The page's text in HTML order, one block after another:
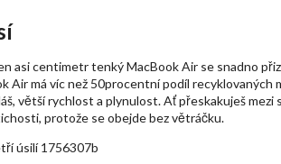
asi centimetr tenký MacBook Air se snadno
Air má víc než 50procentní podíl recyklovaných
větší rychlost a plynulost. Ať přeskakuješ
protože se obejde bez větráčku.